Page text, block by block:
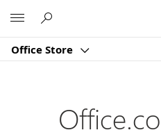
Office Store